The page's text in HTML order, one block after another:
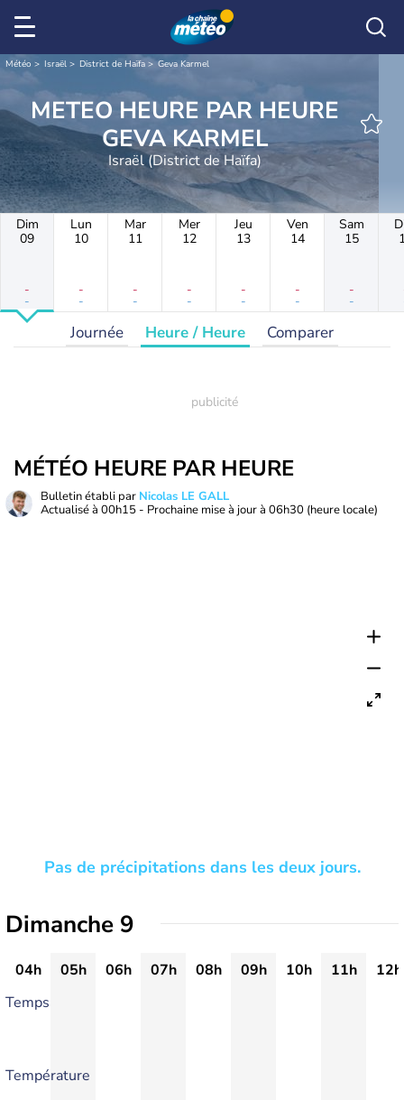
Météo Israël District de Haïfa Geva Karmel
METEO HEURE PAR HEURE
GEVA KARMEL
Israël (District de Haïfa)
Dim
09
-
-
Lun
10
-
-
Mar
11
-
-
Mer
12
-
-
Jeu
13
-
-
Ven
14
-
-
Sam
15
-
-
Journée Heure / Heure Comparer
MÉTÉO HEURE PAR HEURE
Bulletin établi par Nicolas LE GALL
Actualisé à 00h15 - Prochaine mise à jour à 06h30 (heure locale)
Pas de précipitations dans les deux jours.
Dimanche 9
04h 05h 06h 07h 08h 09h 10h 11h
12h
Temps
Température